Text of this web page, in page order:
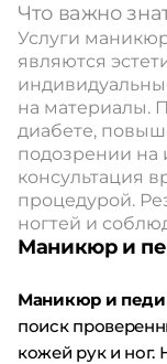
Что важно
Услуги
являются
на материалы.
диабете,
подозрении на
консультация
процедурой.
ногтей и
Маникюр и
Маникюр и
поиск
кожей рук и ног.